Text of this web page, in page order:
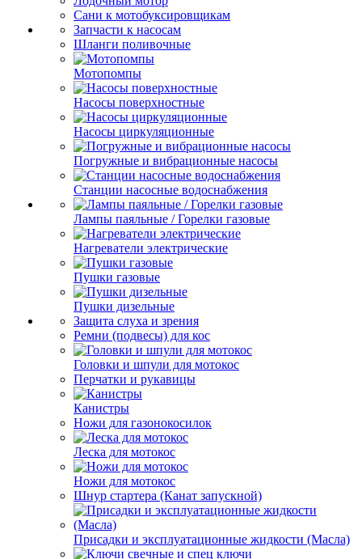
Сани к мотобуксировщикам
Запчасти к насосам
Шланги поливочные
Мотопомпы
Насосы поверхностные
Насосы циркуляционные
Погружные и вибрационные насосы
Станции насосные водоснабжения
Лампы паяльные / Горелки газовые
Нагреватели электрические
Пушки газовые
Пушки дизельные
Защита слуха и зрения
Ремни (подвесы) для кос
Головки и шпули для мотокос
Перчатки и рукавицы
Канистры
Ножи для газонокосилок
Леска для мотокос
Ножи для мотокос
Шнур стартера (Канат запускной)
Присадки и эксплуатационные жидкости (Масла)